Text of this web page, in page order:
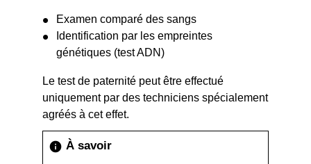
Examen comparé des sangs
Identification par les empreintes
génétiques (test ADN)
Le test de paternité peut être effectué
uniquement par des techniciens spécialement
agréés à cet effet.
info À savoir